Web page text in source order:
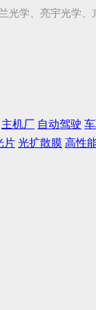
学、亮宇光学
主机厂 自动驾驶
片 光扩散膜 高性